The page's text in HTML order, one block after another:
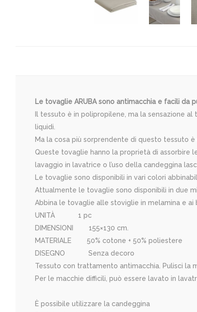
Le tovaglie ARUBA sono antimacchia e facili da
Il tessuto è in polipropilene, ma la sensazione
liquidi.
Ma la cosa più sorprendente di questo tessuto è
Queste tovaglie hanno la proprietà di assorbire
lavaggio in lavatrice o l’uso della candeggina
Le tovaglie sono disponibili in vari colori
Attualmente le tovaglie sono disponibili in due
Abbina le tovaglie alle stoviglie in melamina e
UNITÀ 1 pc
DIMENSIONI 155×130 cm.
MATERIALE 50% cotone + 50% poliestere
DISEGNO Senza decoro
Tessuto con trattamento antimacchia. Pulisci la
Per le macchie difficili, può essere lavato in
È possibile utilizzare la candeggina